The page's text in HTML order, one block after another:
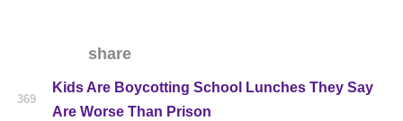
share
369
Kids Are Boycotting School Lunches They Say
Are Worse Than Prison